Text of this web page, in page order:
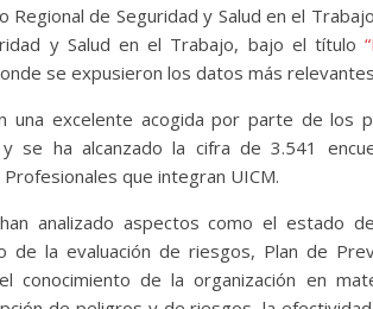
de Seguridad y Salud en el
y Salud en el Trabajo, bajo el título
se expusieron los datos más
una excelente acogida por parte de los
se ha alcanzado la cifra de 3.541
que integran UICM.
analizado aspectos como el estado
de la evaluación de riesgos, Plan de
conocimiento de la organización en